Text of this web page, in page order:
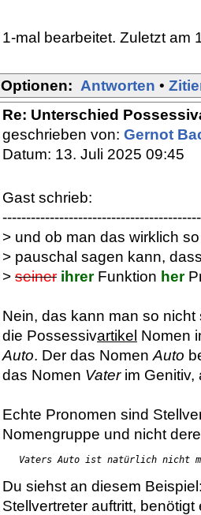
1-mal bearbeitet. Zuletzt am
Optionen: Antworten •
Re: Unterschied
geschrieben von: Gernot
Datum: 13. Juli 2025 09:45
Gast schrieb:
> und ob man das wirklich so
> pauschal sagen kann,
> seiner ihrerFunktion her
Nein, das kann man so
die Possessivartikel Nomen
Auto. Der das Nomen Auto
das Nomen Vaterim Genitiv,
Echte Pronomen sind
Nomengruppe und nicht
Vaters Auto ist natürlich nicht
Du siehst an diesem
Stellvertreter auftritt,